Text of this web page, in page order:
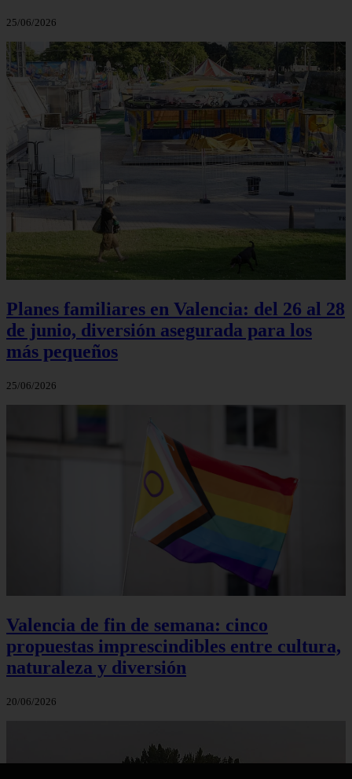
25/06/2026
Planes familiares en Valencia: del 26 al 28
de junio, diversión asegurada para los
más pequeños
25/06/2026
Valencia de fin de semana: cinco
propuestas imprescindibles entre cultura,
naturaleza y diversión
20/06/2026